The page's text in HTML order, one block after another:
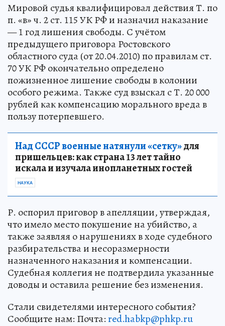
Мировой судья квалифицировал действия Т. по
п. «в» ч. 2 ст. 115 УК РФ и назначил наказание
— 1 год лишения свободы. С учётом
предыдущего приговора Ростовского
областного суда (от 20.04.2010) по правилам ст.
70 УК РФ окончательно определено
пожизненное лишение свободы в колонии
особого режима. Также суд взыскал с Т. 20 000
рублей как компенсацию морального вреда в
пользу потерпевшего.
Над СССР военные натянули «сетку»для
пришельцев: как страна 13 лет тайно
искала и изучала инопланетных гостей
НАУКА
Р. оспорил приговор в апелляции, утверждая,
что имело место покушение на убийство, а
также заявляя о нарушениях в ходе судебного
разбирательства и несоразмерности
назначенного наказания и компенсации.
Судебная коллегия не подтвердила указанные
доводы и оставила решение без изменения.
Стали свидетелями интересного события?
Сообщите нам: Почта:red.habkp@phkp.ru